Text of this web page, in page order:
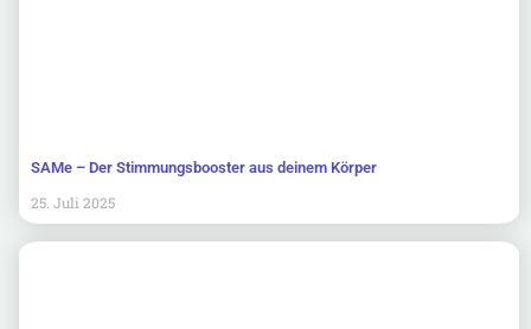
SAMe – Der Stimmungsbooster aus deinem Körper
25. Juli 2025